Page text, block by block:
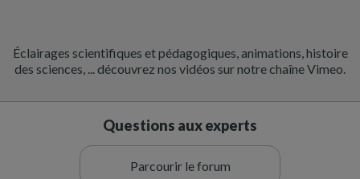
Éclairages scientifiques et pédagogiques, animations, histoire
des sciences, ... découvrez nos vidéos sur notre chaîne Vimeo.
Questions aux experts
Parcourir le forum